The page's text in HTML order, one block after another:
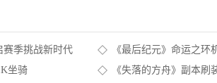
赛季挑战新时代
《最后纪元》命运之
纪元中文说明
坐骑
《失落的方舟》副本